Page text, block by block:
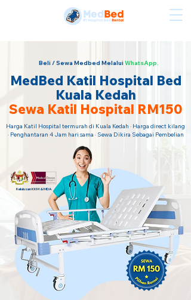
Beli / Sewa Medbed MelaluiWhatsApp.
MedBed Katil Hospital Bed
Kuala Kedah
Sewa Katil Hospital RM150
Harga Katil Hospital termurah di Kuala Kedah · Harga direct kilang
· Penghantaran 4 Jam hari sama · Sewa Dikira Sebagai Pembelian
Kelulusan KKM & MDA